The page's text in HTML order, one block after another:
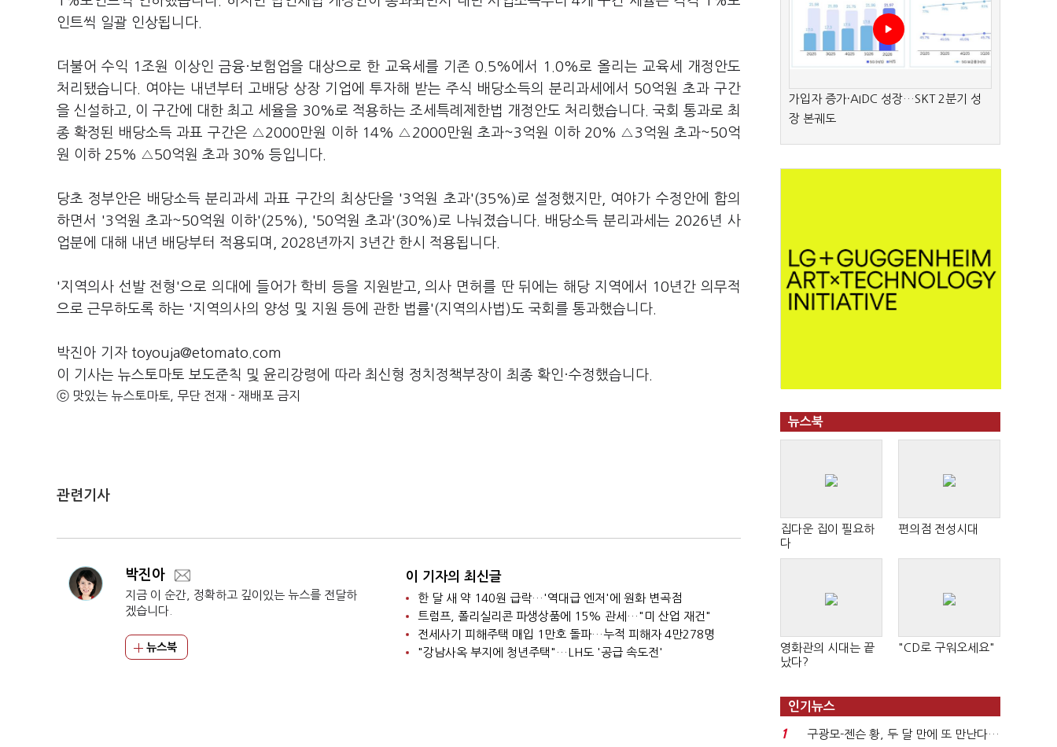
인트씩 일괄 인상됩니다.
더불어 수익 1조원 이상인 금융·보험업을 대상으로 한 교육세를 기존 0.5%에서 1.0%로 올리는 교육세 개정안도
처리됐습니다. 여야는 내년부터 고배당 상장 기업에 투자해 받는 주식 배당소득의 분리과세에서 50억원 초과 구간
을 신설하고, 이 구간에 대한 최고 세율을 30%로 적용하는 조세특례제한법 개정안도 처리했습니다. 국회 통과로 최
종 확정된 배당소득 과표 구간은 △2000만원 이하 14% △2000만원 초과~3억원 이하 20% △3억원 초과~50억
원 이하 25% △50억원 초과 30% 등입니다.
당초 정부안은 배당소득 분리과세 과표 구간의 최상단을 '3억원 초과'(35%)로 설정했지만, 여야가 수정안에 합의
하면서 '3억원 초과~50억원 이하'(25%), '50억원 초과'(30%)로 나눠졌습니다. 배당소득 분리과세는 2026년 사
업분에 대해 내년 배당부터 적용되며, 2028년까지 3년간 한시 적용됩니다.
'지역의사 선발 전형'으로 의대에 들어가 학비 등을 지원받고, 의사 면허를 딴 뒤에는 해당 지역에서 10년간 의무적
으로 근무하도록 하는 '지역의사의 양성 및 지원 등에 관한 법률'(지역의사법)도 국회를 통과했습니다.
박진아 기자 toyouja@etomato.com
이 기사는 뉴스토마토 보도준칙 및 윤리강령에 따라 최신형 정치정책부장이 최종 확인·수정했습니다.
ⓒ 맛있는 뉴스토마토, 무단 전재 - 재배포 금지
관련기사
박진아
지금 이 순간, 정확하고 깊이있는 뉴스를 전달하
겠습니다.
뉴스북
이 기자의 최신글
한 달 새 약 140원 급락…'역대급 엔저'에 원화 변곡점
트럼프, 폴리실리콘 파생상품에 15% 관세…"미 산업 재건"
전세사기 피해주택 매입 1만호 돌파…누적 피해자 4만278명
"강남사옥 부지에 청년주택"…LH도 '공급 속도전'
가입자 증가·AIDC 성장…SKT 2분기 성
장 본궤도
뉴스북
집다운 집이 필요하
다
편의점 전성시대
영화관의 시대는 끝
났다?
"CD로 구워오세요"
인기뉴스
1
구광모-젠슨 황, 두 달 만에 또 만난다…